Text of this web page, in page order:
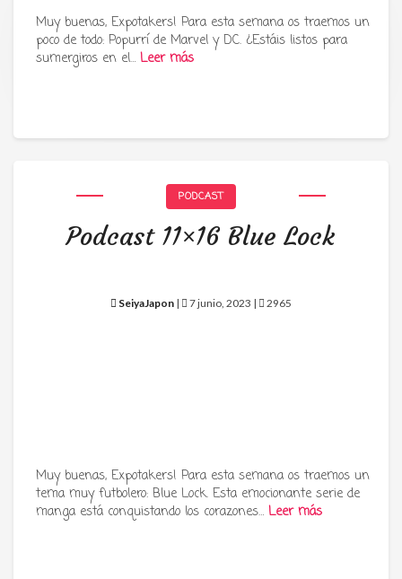
Tu radio y podcast sobre manga,
anime y cultura japonesa ツ
Muy buenas, Expotakers! Para esta semana os traemos un
poco de todo: Popurrí de Marvel y DC. ¿Estáis listos para
sumergiros en el… Leer más
PODCAST
Podcast 11×16 Blue Lock
SeiyaJapon | 7 junio, 2023 | 2965
Muy buenas, Expotakers! Para esta semana os traemos un
tema muy futbolero: Blue Lock. Esta emocionante serie de
manga está conquistando los corazones… Leer más